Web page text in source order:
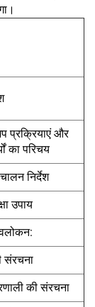
प्रक्रियाएं और
का परिचय
निर्देश
उपाय
संरचना
की संरचना